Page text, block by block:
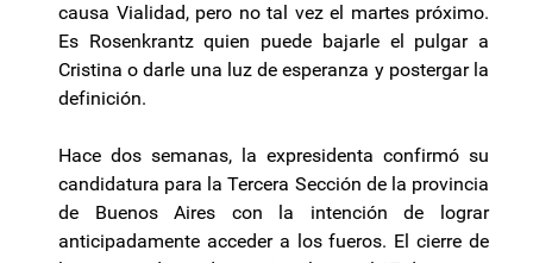
causa Vialidad, pero no tal vez el martes próximo.
Es Rosenkrantz quien puede bajarle el pulgar a
Cristina o darle una luz de esperanza y postergar la
definición.
Hace dos semanas, la expresidenta confirmó su
candidatura para la Tercera Sección de la provincia
de Buenos Aires con la intención de lograr
anticipadamente acceder a los fueros. El cierre de